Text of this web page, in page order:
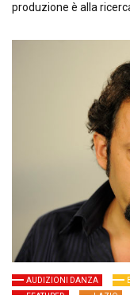
produzione è alla
AUDIZIONI DANZA